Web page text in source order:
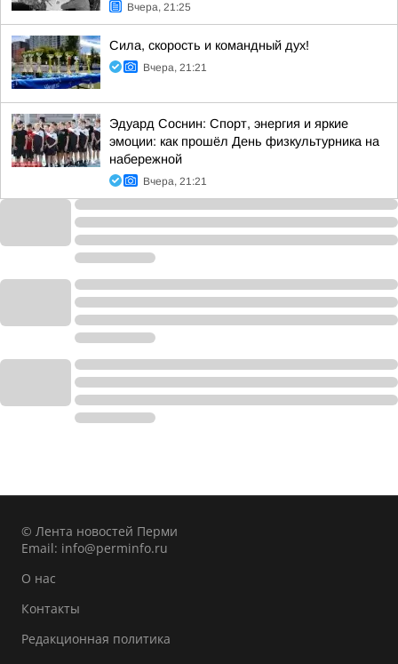
Вчера, 21:25
Сила, скорость и командный дух!
Вчера, 21:21
Эдуард Соснин: Спорт, энергия и яркие
эмоции: как прошёл День физкультурника на
набережной
Вчера, 21:21
© Лента новостей Перми
Email: info@perminfo.ru
О нас
Контакты
Редакционная политика